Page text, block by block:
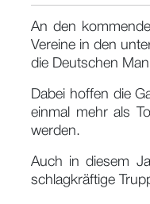
An den
Vereine in den
die Deutschen
Dabei hoffen die
einmal mehr als
werden.
Auch in diesem
schlagkräftige